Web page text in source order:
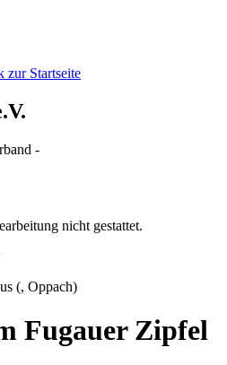
-
nicht gestattet.
(, Oppach)
Fugauer Zipfel